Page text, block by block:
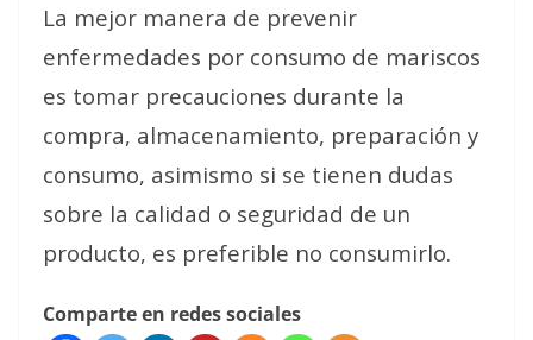
La mejor manera de prevenir
enfermedades por consumo de mariscos
es tomar precauciones durante la
compra, almacenamiento, preparación y
consumo, asimismo si se tienen dudas
sobre la calidad o seguridad de un
producto, es preferible no consumirlo.
Comparte en redes sociales